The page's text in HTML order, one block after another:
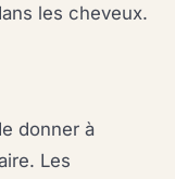
les cheveux.
donner à
Les